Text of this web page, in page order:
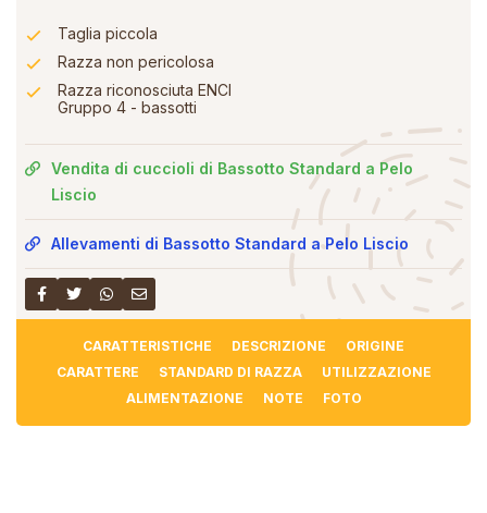
Taglia piccola
Razza non pericolosa
Razza riconosciuta ENCI
Gruppo 4 - bassotti
Vendita di cuccioli di Bassotto Standard a Pelo
Liscio
Allevamenti di Bassotto Standard a Pelo Liscio
CARATTERISTICHE DESCRIZIONE
ORIGINE
CARATTERE
STANDARD DI RAZZA
UTILIZZAZIONE
ALIMENTAZIONE
NOTE FOTO